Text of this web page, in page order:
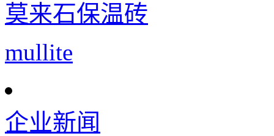
莫来石保温砖
mullite
企业新闻